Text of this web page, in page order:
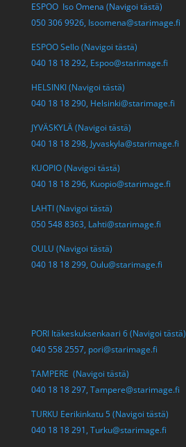
ESPOO Iso Omena (Navigoi tästä)
050 306 9926, Isoomena@starimage.fi
ESPOO Sello (Navigoi tästä)
040 18 18 292, Espoo@starimage.fi
HELSINKI (Navigoi tästä)
040 18 18 290, Helsinki@starimage.fi
JYVÄSKYLÄ (Navigoi tästä)
040 18 18 298, Jyvaskyla@starimage.fi
KUOPIO (Navigoi tästä)
040 18 18 296, Kuopio@starimage.fi
LAHTI (Navigoi tästä)
050 548 8363, Lahti@starimage.fi
OULU (Navigoi tästä)
040 18 18 299, Oulu@starimage.fi
PORI Itäkeskuksenkaari 6 (Navigoi tästä)
040 558 2557, pori@starimage.fi
TAMPERE (Navigoi tästä)
040 18 18 297, Tampere@starimage.fi
TURKU Eerikinkatu 5 (Navigoi tästä)
040 18 18 291, Turku@starimage.fi